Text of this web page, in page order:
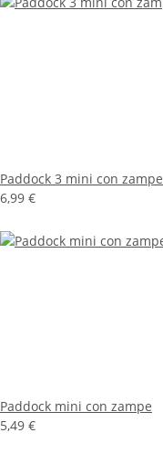
Paddock 3 mini con zampe
6,99 €
Paddock mini con zampe
5,49 €